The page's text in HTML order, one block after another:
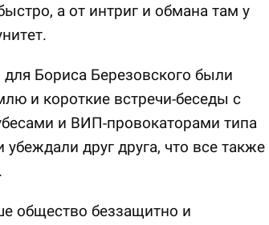
а от интриг и обмана там у
Бориса Березовского были
и короткие встречи-беседы с
и ВИП-провокаторами типа
убеждали друг друга, что все также
общество беззащитно и